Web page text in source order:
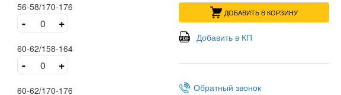
56-58/170-176
- +
60-62/158-164
- +
60-62/170-176
ДОБАВИТЬ В КОРЗИНУ
Добавить в КП
Обратный звонок